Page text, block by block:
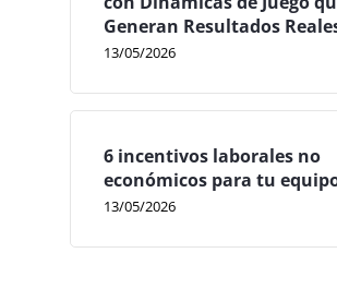
Generan Resultados
13/05/2026
6 incentivos laborales no
económicos para tu
13/05/2026